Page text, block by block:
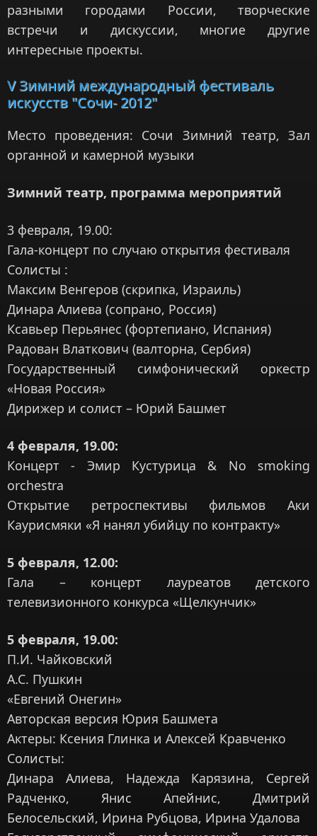
разными городами России, творческие
встречи и дискуссии, многие другие
интересные проекты.
V Зимний международный фестиваль
искусств "Сочи- 2012"
Место проведения: Сочи Зимний театр, Зал
органной и камерной музыки
Зимний театр, программа мероприятий
3 февраля, 19.00:
Гала-концерт по случаю открытия фестиваля
Солисты :
Максим Венгеров (скрипка, Израиль)
Динара Алиева (сопрано, Россия)
Ксавьер Перьянес (фортепиано, Испания)
Радован Влаткович (валторна, Сербия)
Государственный симфонический оркестр
«Новая Россия»
Дирижер и солист – Юрий Башмет
4 февраля, 19.00:
Концерт - Эмир Кустурица & No smoking
orchestra
Открытие ретроспективы фильмов Аки
Каурисмяки «Я нанял убийцу по контракту»
5 февраля, 12.00:
Гала – концерт лауреатов детского
телевизионного конкурса «Щелкунчик»
5 февраля, 19.00:
П.И. Чайковский
А.С. Пушкин
«Евгений Онегин»
Авторская версия Юрия Башмета
Актеры: Ксения Глинка и Алексей Кравченко
Солисты:
Динара Алиева, Надежда Карязина, Сергей
Радченко, Янис Апейнис, Дмитрий
Белосельский, Ирина Рубцова, Ирина Удалова